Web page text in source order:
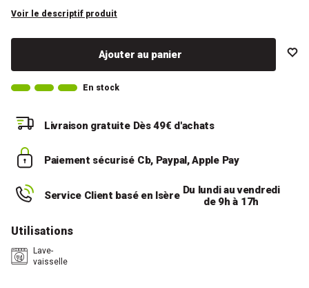
Voir le descriptif produit
Ajouter au panier
En stock
Livraison gratuite Dès 49€ d'achats
Paiement sécurisé Cb, Paypal, Apple Pay
Service Client basé en Isère Du lundi au vendredi
de 9h à 17h
Utilisations
Lave-
vaisselle